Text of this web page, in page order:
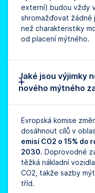
externí) budou vždy
shromažďovat žádné
než charakteristiky
od placení mýtného.
Jaké jsou výjimky
nového mýtného
Evropská komise
dosáhnout cílů v
emisí CO2 o 15% do
2030. Doprovodné
těžká nákladní
CO2, takže sazby
tříd.